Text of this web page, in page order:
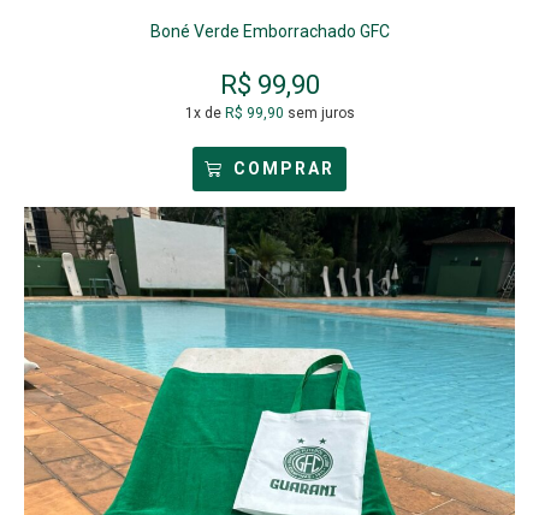
Boné Verde Emborrachado GFC
R$ 99,90
1x de R$ 99,90 sem juros
COMPRAR